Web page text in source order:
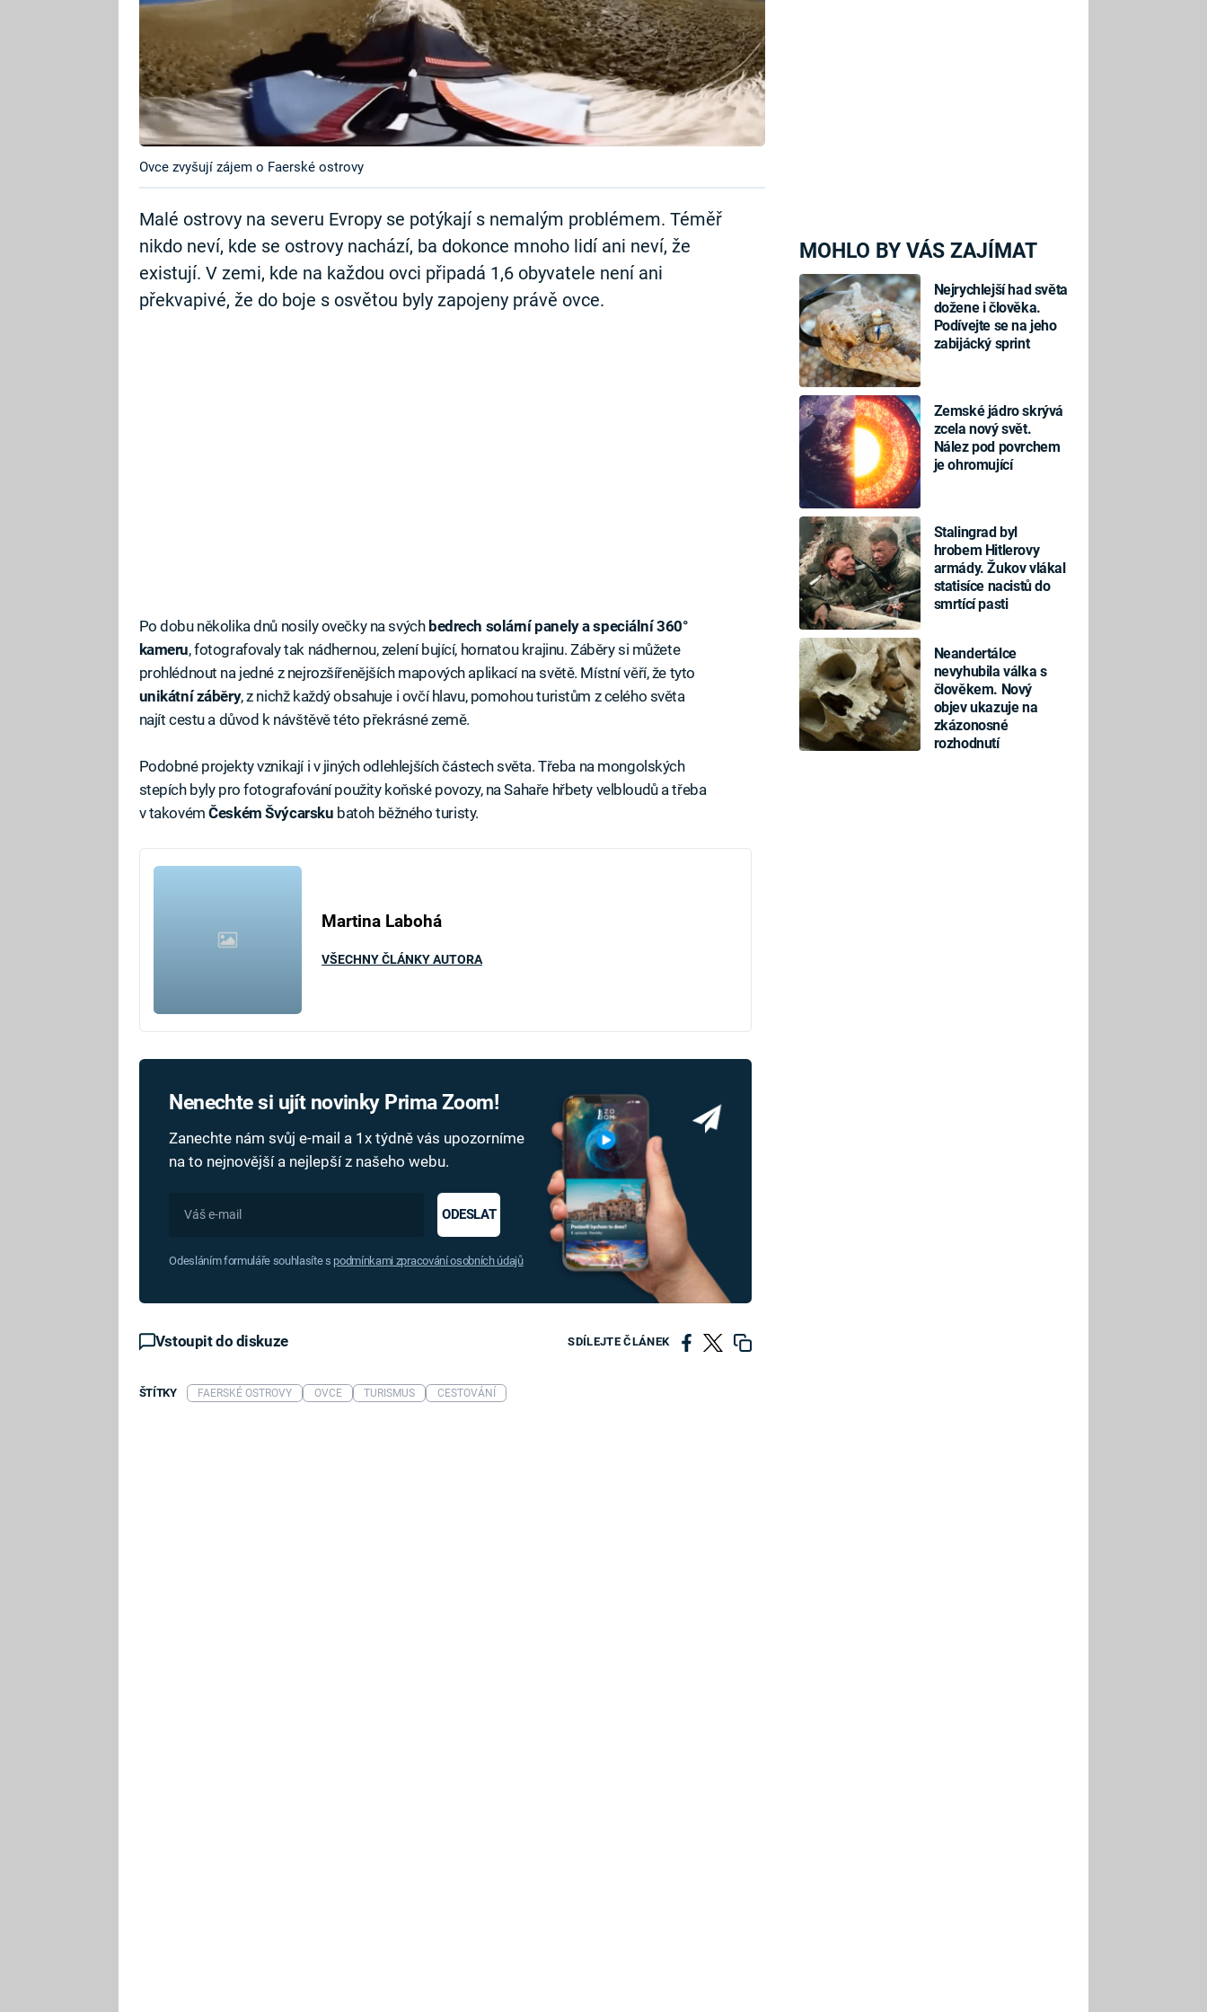
MOHLO BY VÁS ZAJÍMAT
Nejrychlejší had světa
dožene i člověka.
Podívejte se na jeho
zabijácký sprint
Zemské jádro skrývá
zcela nový svět.
Nález pod povrchem
je ohromující
Stalingrad byl
hrobem Hitlerovy
armády. Žukov vlákal
statisíce nacistů do
smrtící pasti
Neandertálce
nevyhubila válka s
člověkem. Nový
objev ukazuje na
zkázonosné
rozhodnutí
Ovce zvyšují zájem o Faerské ostrovy
Malé ostrovy na severu Evropy se potýkají s nemalým problémem. Téměř
nikdo neví, kde se ostrovy nachází, ba dokonce mnoho lidí ani neví, že
existují. V zemi, kde na každou ovci připadá 1,6 obyvatele není ani
překvapivé, že do boje s osvětou byly zapojeny právě ovce.
Po dobu několika dnů nosily ovečky na svých bedrech solární panely a speciální 360°
kameru, fotografovaly tak nádhernou, zelení bující, hornatou krajinu. Záběry si můžete
prohlédnout na jedné z nejrozšířenějších mapových aplikací na světě. Místní věří, že tyto
unikátní záběry, z nichž každý obsahuje i ovčí hlavu, pomohou turistům z celého světa
najít cestu a důvod k návštěvě této překrásné země.
Podobné projekty vznikají i v jiných odlehlejších částech světa. Třeba na mongolských
stepích byly pro fotografování použity koňské povozy, na Sahaře hřbety velbloudů a třeba
v takovémČeském Švýcarsku batoh běžného turisty.
Martina Labohá
VŠECHNY ČLÁNKY AUTORA
Nenechte si ujít novinky Prima Zoom!
Zanechte nám svůj e-mail a 1x týdně vás upozorníme
na to nejnovější a nejlepší z našeho webu.
ODESLAT
Odesláním formuláře souhlasíte s podmínkami zpracování osobních údajů
Vstoupit do diskuze SDÍLEJTE ČLÁNEK
ŠTÍTKY FAERSKÉ OSTROVY OVCE TURISMUS CESTOVÁNÍ